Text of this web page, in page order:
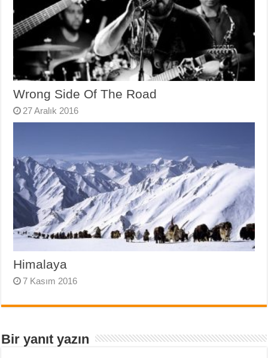
Wrong Side Of The Road
27 Aralık 2016
Himalaya
7 Kasım 2016
Bir yanıt yazın